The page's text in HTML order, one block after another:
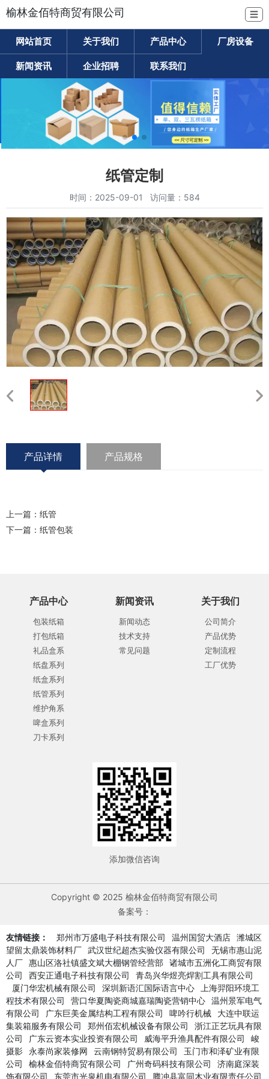
榆林金佰特商贸有限公司 ☰
网站首页 关于我们 产品中心 厂房设备
新闻资讯 企业招聘 联系我们
纸管定制
时间：2025-09-01 访问量：584
产品详情 产品规格
上一篇： 纸管
下一篇： 纸管包装
产品中心
包装纸箱
打包纸箱
礼品盒系
纸盘系列
纸盒系列
纸管系列
维护角系
啤盒系列
刀卡系列
新闻资讯
新闻动态
技术支持
常见问题
关于我们
公司简介
产品优势
定制流程
工厂优势
添加微信咨询
Copyright © 2025 榆林金佰特商贸有限公司
备案号：
友情链接： 郑州市万盛电子科技有限公司 温州国贸大酒店 潍城区
望留太鼎装饰材料厂 武汉世纪超杰实验仪器有限公司
无锡市惠山泥
人厂 惠山区洛社镇盛文斌大棚钢管经营部 诸城市五洲化工商贸有限
公司
西安正通电子科技有限公司
青岛兴华煜亮焊割工具有限公司
厦门华宏机械有限公司
深圳新语汇国际语言中心
上海羿阳环境工
程技术有限公司
营口华夏陶瓷商城嘉瑞陶瓷营销中心 温州景军电气
有限公司
广东巨美金属结构工程有限公司 啤吟行机械
大连中联运
集装箱服务有限公司
郑州佰宏机械设备有限公司
浙江正艺玩具有限
公司
广东云资本实业投资有限公司 威海平升渔具配件有限公司
峻
摄影
永泰尚家装修网 云南钢特贸易有限公司
玉门市和泽矿业有限
公司
榆林金佰特商贸有限公司 广州奇码科技有限公司
济南庭深装
饰有限公司
东莞市光泉机电有限公司 腾冲县富同木业有限责任公司